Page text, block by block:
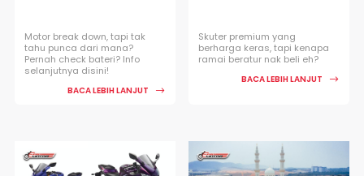
Motor break down, tapi tak
tahu punca dari mana?
Pernah check bateri? Info
selanjutnya disini!
BACA LEBIH LANJUT
Skuter premium yang
berharga keras, tapi kenapa
ramai beratur nak beli eh?
BACA LEBIH LANJUT